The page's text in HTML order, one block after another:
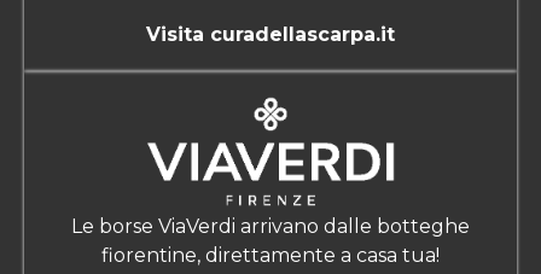
Visita curadellascarpa.it
Le borse ViaVerdi arrivano dalle botteghe
fiorentine, direttamente a casa tua!